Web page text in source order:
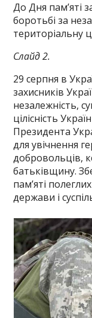
До Дня пам’яті
боротьбі за
територіальну
Слайд 2.
29 серпня в
захисників
незалежність,
цілісність
Президента
для увічнення
добровольців,
батьківщину.
пам’яті
держави і